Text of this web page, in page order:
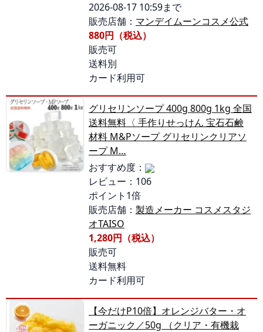
2026-08-17 10:59まで
販売店舗： マンデイムーンコスメ公式
880円（税込）
販売可
送料別
カード利用可
グリセリンソープ 400g 800g 1kg 全国
送料無料〈 手作りせっけん 宝石石鹸
材料 M&Pソープ グリセリンクリアソ
ープ M…
おすすめ度：
レビュー：106
ポイント1倍
販売店舗： 製造メーカー コスメスタジ
オTAISO
1,280円（税込）
販売可
送料無料
カード利用可
【今だけP10倍】オレンジバター・オ
ーガニック／50g （クリア・有機栽